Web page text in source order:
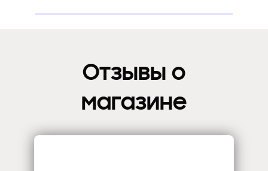
Отзывы о
магазине